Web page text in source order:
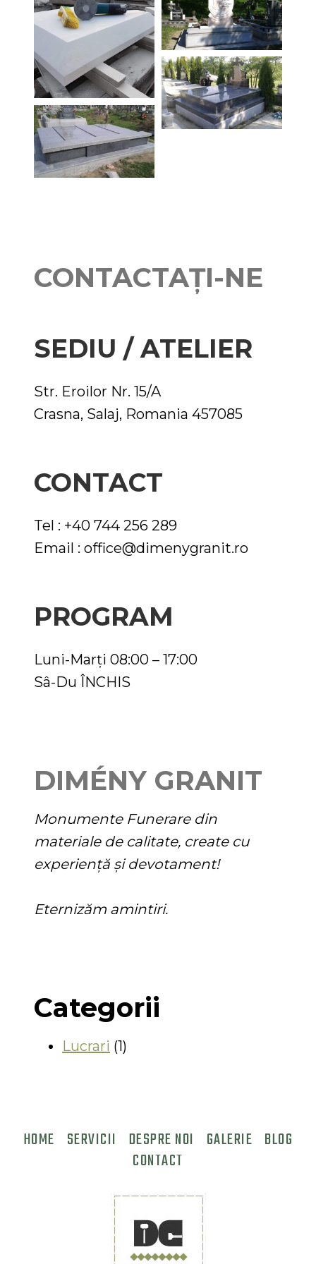
CONTACTAȚI-NE
SEDIU / ATELIER
Str. Eroilor Nr. 15/A
Crasna, Salaj, Romania 457085
CONTACT
Tel : +40 744 256 289
Email : office@dimenygranit.ro
PROGRAM
Luni-Marți 08:00 – 17:00
Sâ-Du ÎNCHIS
DIMÉNY GRANIT
Monumente Funerare din
materiale de calitate, create cu
experiență și devotament!
Eternizăm amintiri.
Categorii
Lucrari (1)
HOME SERVICII DESPRE NOI GALERIE BLOG
CONTACT